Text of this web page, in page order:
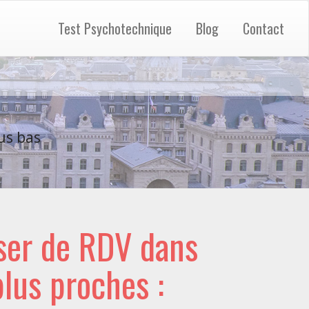
Test Psychotechnique Blog Contact
bas
de RDV dans
proches :